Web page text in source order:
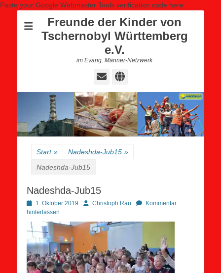
Paste your Google Webmaster Tools verification code here
Freunde der Kinder von
Tschernobyl Württemberg
e.V.
im Evang. Männer-Netzwerk
E-
Website
Start » Nadeshda-Jub15 »
Nadeshda-Jub15
Nadeshda-Jub15
Posted
on
1. Oktober 2019 AutorChristoph Rau
Kommentar
hinterlassen